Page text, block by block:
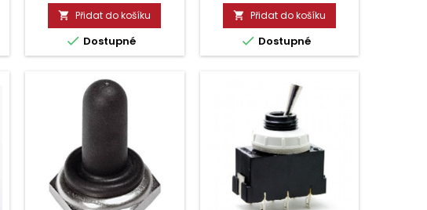
 Přidat do košíku
 Dostupné
 Přidat do košíku
 Dostupné